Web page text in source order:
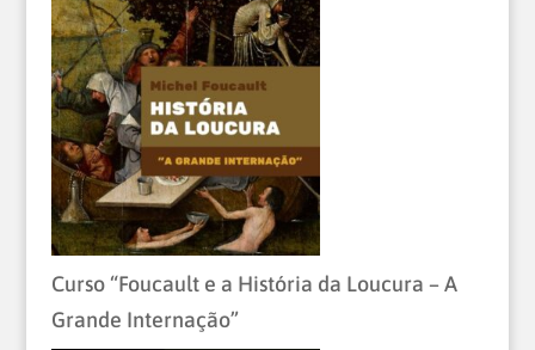
Curso “Foucault e a História da Loucura – A
Grande Internação”